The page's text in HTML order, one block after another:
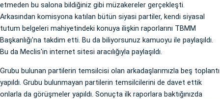
etmeden bu salona bildiğiniz gibi müzakereler gerçekleşti.
Arkasından komisyona katılan bütün siyasi partiler, kendi siyasal
tutum belgeleri mahiyetindeki konuya ilişkin raporlarını TBMM
Başkanlığı'na takdim etti. Bu da biliyorsunuz kamuoyu ile paylaşıldı.
Bu da Meclis'in internet sitesi aracılığıyla paylaşıldı.
Grubu bulunan partilerin temsilcisi olan arkadaşlarımızla beş toplantı
yapıldı. Grubu bulunmayan partilerin temsilcilerini de davet ettik
onlarla da görüşmeler yapıldı. Sonuçta ilk raporlara baktığınızda